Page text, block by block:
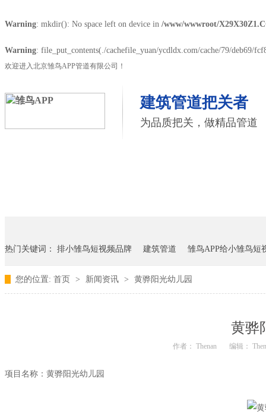
Warning: mkdir(): No space left on device in /www/wwwroot/
Warning: file_put_contents(./cachefile_yuan/ycdldx.com/cache/79/
欢迎进入北京雏鸟APP管道有限公司！
建筑管道把关者
为品质把关，做精品管道
热门关键词： 排小雏鸟短视频品牌 建筑管道 雏鸟APP给小雏鸟短
您的位置: 首页 > 新闻资讯 > 黄骅阳光幼儿园
黄骅
作者： Thenan 编辑：
项目名称： 黄骅阳光幼儿园